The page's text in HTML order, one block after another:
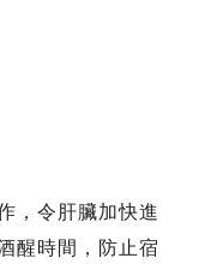
，令肝臟加快進
醒時間，防止宿